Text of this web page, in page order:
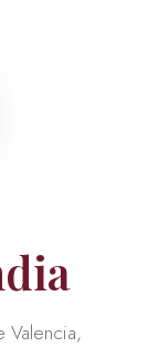
Valencia,